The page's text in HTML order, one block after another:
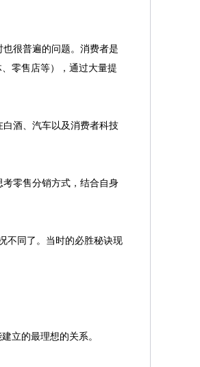
很普遍的问题。消费者是
零售店等），通过大量提
酒、汽车以及消费者科技
零售分销方式，结合自身
不同了。当时的必胜秘诀现
立的最理想的关系。